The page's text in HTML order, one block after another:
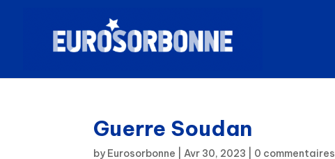
Guerre Soudan
by Eurosorbonne |Avr 30, 2023 0 commentaires